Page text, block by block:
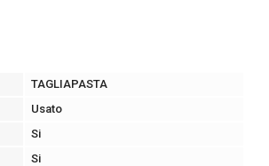
TAGLIAPASTA
Usato
Si
Si